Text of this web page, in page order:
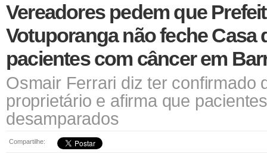
Vereadores pedem que
Votuporanga não feche Casa
pacientes com câncer em
Osmair Ferrari diz ter confirmado
proprietário e afirma que
desamparados
Compartilhe: